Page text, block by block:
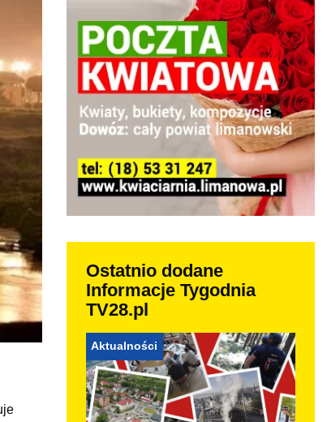
Ostatnio dodane
Informacje Tygodnia
TV28.pl
Aktualności